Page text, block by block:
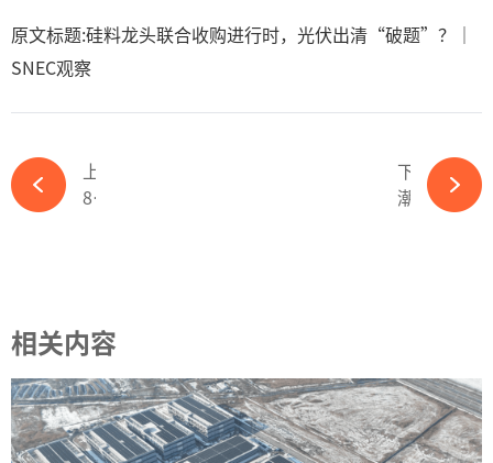
原文标题:硅料龙头联合收购进行时，光伏出清“破题”？｜
SNEC观察
8.87亿募资获受理！光伏龙头真能实现目标吗？-ky体育APP官网下载
下一篇
潮汐发电与海上太阳能，能否成为下一个新能源风口？-ky体育APP官网下载
相关内容